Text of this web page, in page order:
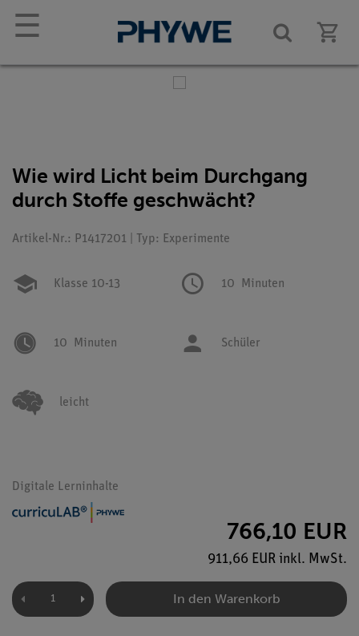
☰
Wie wird Licht beim Durchgang
durch Stoffe geschwächt?
Artikel-Nr.: P1417201 | Typ: Experimente
Klasse 10-13 10 Minuten
10 Minuten Schüler
leicht
Digitale Lerninhalte
766,10 EUR
911,66 EUR inkl. MwSt.
In den Warenkorb